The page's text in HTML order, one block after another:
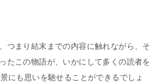
つまり結末までの内容に触れながら、そ
たこの物語が、いかにして多くの読者を
にも思いを馳せることができるでしょ